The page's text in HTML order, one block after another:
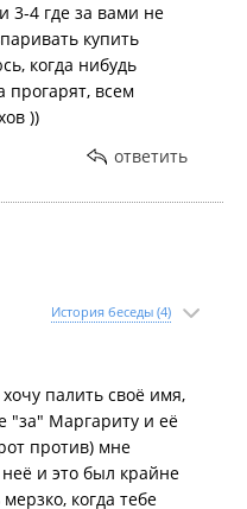
3-4 где за вами не
купить
когда нибудь
прогарят, всем
))
ответить
История беседы (4)
палить своё имя,
"за" Маргариту и её
против) мне
и это был крайне
когда тебе